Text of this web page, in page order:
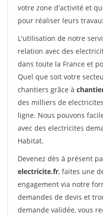
votre zone d'activité et
pour réaliser leurs
L'utilisation de notre
relation avec des
dans toute la France et
Quel que soit votre
chantiers grâce à
des milliers de
ligne. Nous pouvons
avec des electricites
Habitat.
Devenez dès à présent
electricite.fr, faites une
engagement via notre
demandes de devis et
demande validée, vous